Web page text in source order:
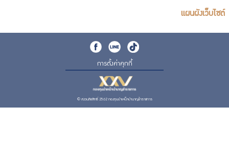
แผนผังเว็บไซต์
การตั้งค่าคุกกี้
© สงวนลิขสิทธิ์ 2562 กองทุนบำเหน็จบำนาญข้าราชการ